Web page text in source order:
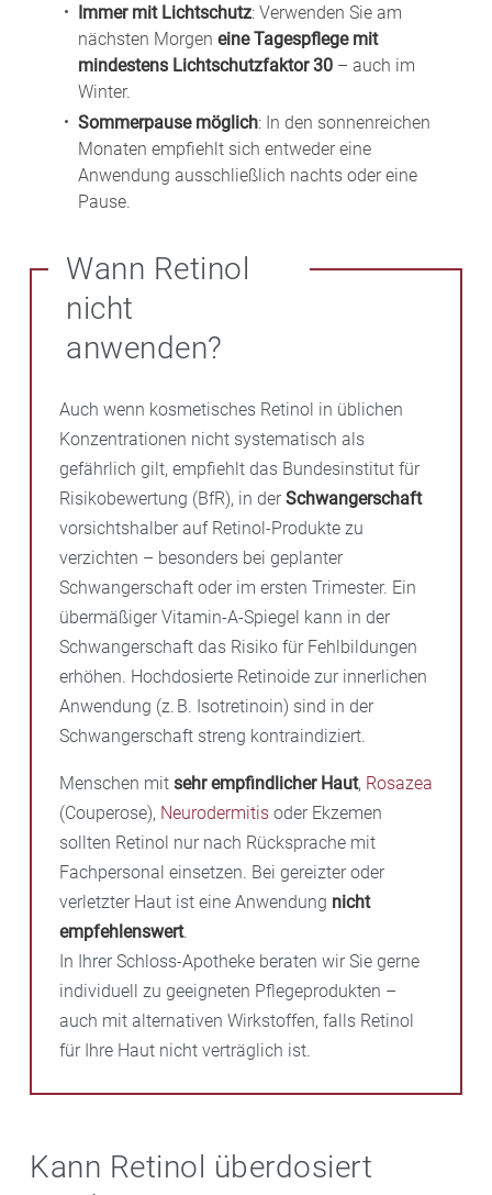
Immer mit Lichtschutz: Verwenden Sie am
nächsten Morgen eine Tagespflege mit
mindestens Lichtschutzfaktor 30 – auch im
Winter.
Sommerpause möglich: In den sonnenreichen
Monaten empfiehlt sich entweder eine
Anwendung ausschließlich nachts oder eine
Pause.
Wann Retinol
nicht
anwenden?
Auch wenn kosmetisches Retinol in üblichen
Konzentrationen nicht systematisch als
gefährlich gilt, empfiehlt das Bundesinstitut für
Risikobewertung (BfR), in der Schwangerschaft
vorsichtshalber auf Retinol-Produkte zu
verzichten – besonders bei geplanter
Schwangerschaft oder im ersten Trimester. Ein
übermäßiger Vitamin-A-Spiegel kann in der
Schwangerschaft das Risiko für Fehlbildungen
erhöhen. Hochdosierte Retinoide zur innerlichen
Anwendung (z. B. Isotretinoin) sind in der
Schwangerschaft streng kontraindiziert.
Menschen mit sehr empfindlicher Haut, Rosazea
(Couperose), Neurodermitis oder Ekzemen
sollten Retinol nur nach Rücksprache mit
Fachpersonal einsetzen. Bei gereizter oder
verletzter Haut ist eine Anwendung nicht
empfehlenswert.
In Ihrer Schloss-Apotheke beraten wir Sie gerne
individuell zu geeigneten Pflegeprodukten –
auch mit alternativen Wirkstoffen, falls Retinol
für Ihre Haut nicht verträglich ist.
Kann Retinol überdosiert